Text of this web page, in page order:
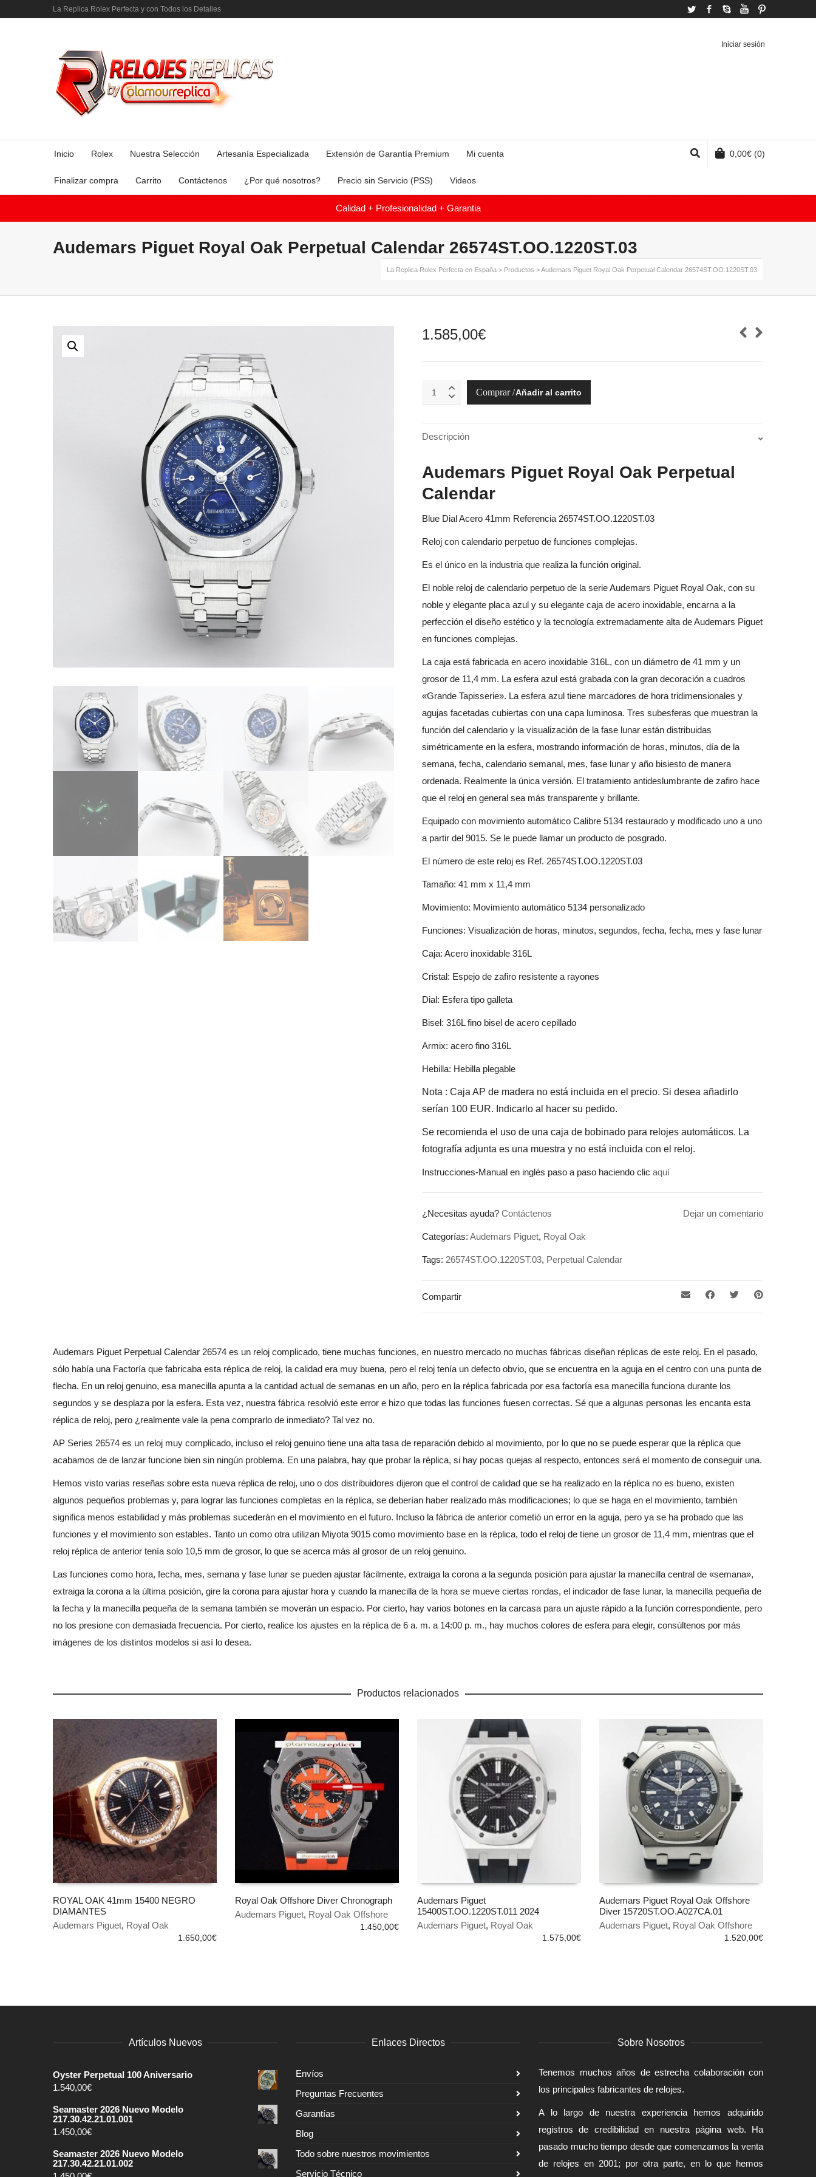
La Replica Rolex Perfecta y con Todos los Detalles Twitter Facebook
Skype YouTube
Iniciar sesión
Inicio Rolex Nuestra Selección Artesanía Especializada Extensión de Garantía Premium Mi cuenta
Finalizar compra Carrito Contáctenos ¿Por qué nosotros? Precio sin Servicio (PSS) Videos
0,00€ (0)
Calidad + Profesionalidad + Garantia
Audemars Piguet Royal Oak Perpetual Calendar 26574ST.OO.1220ST.03
La Replica Rolex Perfecta en España > Productos >Audemars Piguet Royal Oak Perpetual Calendar 26574ST.OO.1220ST.03
1.585,00€
Audemars
Piguet
Oak
Perpetual
quantity
Añadir al carrito
Descripción
Audemars Piguet Royal Oak Perpetual
Calendar
Blue Dial Acero 41mm Referencia 26574ST.OO.1220ST.03
Reloj con calendario perpetuo de funciones complejas.
Es el único en la industria que realiza la función original.
El noble reloj de calendario perpetuo de la serie Audemars Piguet Royal Oak, con su
noble y elegante placa azul y su elegante caja de acero inoxidable, encarna a la
perfección el diseño estético y la tecnología extremadamente alta de Audemars Piguet
en funciones complejas.
La caja está fabricada en acero inoxidable 316L, con un diámetro de 41 mm y un
grosor de 11,4 mm. La esfera azul está grabada con la gran decoración a cuadros
«Grande Tapisserie». La esfera azul tiene marcadores de hora tridimensionales y
agujas facetadas cubiertas con una capa luminosa. Tres subesferas que muestran la
función del calendario y la visualización de la fase lunar están distribuidas
simétricamente en la esfera, mostrando información de horas, minutos, día de la
semana, fecha, calendario semanal, mes, fase lunar y año bisiesto de manera
ordenada. Realmente la única versión. El tratamiento antideslumbrante de zafiro hace
que el reloj en general sea más transparente y brillante.
Equipado con movimiento automático Calibre 5134 restaurado y modificado uno a uno
a partir del 9015. Se le puede llamar un producto de posgrado.
El número de este reloj es Ref. 26574ST.OO.1220ST.03
Tamaño: 41 mm x 11,4 mm
Movimiento: Movimiento automático 5134 personalizado
Funciones: Visualización de horas, minutos, segundos, fecha, fecha, mes y fase lunar
Caja: Acero inoxidable 316L
Cristal: Espejo de zafiro resistente a rayones
Dial: Esfera tipo galleta
Bisel: 316L fino bisel de acero cepillado
Armix: acero fino 316L
Hebilla: Hebilla plegable
Nota : Caja AP de madera no está incluida en el precio. Si desea añadirlo
serían 100 EUR. Indicarlo al hacer su pedido.
Se recomienda el uso de una caja de bobinado para relojes automáticos. La
fotografía adjunta es una muestra y no está incluida con el reloj.
Instrucciones-Manual en inglés paso a paso haciendo clicaquí
¿Necesitas ayuda?Contáctenos Dejar un comentario
Categorías:Audemars Piguet, Royal Oak
Tags: 26574ST.OO.1220ST.03, Perpetual Calendar
Compartir
Audemars Piguet Perpetual Calendar 26574 es un reloj complicado, tiene muchas funciones, en nuestro mercado no muchas fábricas diseñan réplicas de este reloj. En el pasado,
sólo había una Factoría que fabricaba esta réplica de reloj, la calidad era muy buena, pero el reloj tenía un defecto obvio, que se encuentra en la aguja en el centro con una punta de
flecha. En un reloj genuino, esa manecilla apunta a la cantidad actual de semanas en un año, pero en la réplica fabricada por esa factoría esa manecilla funciona durante los
segundos y se desplaza por la esfera. Esta vez, nuestra fábrica resolvió este error e hizo que todas las funciones fuesen correctas. Sé que a algunas personas les encanta esta
réplica de reloj, pero ¿realmente vale la pena comprarlo de inmediato? Tal vez no.
AP Series 26574 es un reloj muy complicado, incluso el reloj genuino tiene una alta tasa de reparación debido al movimiento, por lo que no se puede esperar que la réplica que
acabamos de de lanzar funcione bien sin ningún problema. En una palabra, hay que probar la réplica, si hay pocas quejas al respecto, entonces será el momento de conseguir una.
Hemos visto varias reseñas sobre esta nueva réplica de reloj, uno o dos distribuidores dijeron que el control de calidad que se ha realizado en la réplica no es bueno, existen
algunos pequeños problemas y, para lograr las funciones completas en la réplica, se deberían haber realizado más modificaciones; lo que se haga en el movimiento, también
significa menos estabilidad y más problemas sucederán en el movimiento en el futuro. Incluso la fábrica de anterior cometió un error en la aguja, pero ya se ha probado que las
funciones y el movimiento son estables. Tanto un como otra utilizan Miyota 9015 como movimiento base en la réplica, todo el reloj de tiene un grosor de 11,4 mm, mientras que el
reloj réplica de anterior tenía solo 10,5 mm de grosor, lo que se acerca más al grosor de un reloj genuino.
Las funciones como hora, fecha, mes, semana y fase lunar se pueden ajustar fácilmente, extraiga la corona a la segunda posición para ajustar la manecilla central de «semana»,
extraiga la corona a la última posición, gire la corona para ajustar hora y cuando la manecilla de la hora se mueve ciertas rondas, el indicador de fase lunar, la manecilla pequeña de
la fecha y la manecilla pequeña de la semana también se moverán un espacio. Por cierto, hay varios botones en la carcasa para un ajuste rápido a la función correspondiente, pero
no los presione con demasiada frecuencia. Por cierto, realice los ajustes en la réplica de 6 a. m. a 14:00 p. m., hay muchos colores de esfera para elegir, consúltenos por más
imágenes de los distintos modelos si así lo desea.
Productos relacionados
AÑADIR AL CARRITO
ROYAL OAK 41mm 15400 NEGRO
DIAMANTES
Audemars Piguet, Royal Oak
1.650,00€
AÑADIR AL CARRITO
Royal Oak Offshore Diver Chronograph
Audemars Piguet, Royal Oak Offshore
1.450,00€
AÑADIR AL CARRITO
Audemars Piguet
15400ST.OO.1220ST.011 2024
Audemars Piguet, Royal Oak
1.575,00€
AÑADIR AL CARRITO
Audemars Piguet Royal Oak Offshore
Diver 15720ST.OO.A027CA.01
Audemars Piguet, Royal Oak Offshore
1.520,00€
Artículos Nuevos
Oyster Perpetual 100 Aniversario
1.540,00€
Seamaster 2026 Nuevo Modelo
217.30.42.21.01.001
1.450,00€
Seamaster 2026 Nuevo Modelo
217.30.42.21.01.002
Enlaces Directos
Envíos
Preguntas Frecuentes
Garantías
Blog
Todo sobre nuestros movimientos
Servicio Técnico
Sobre Nosotros
Tenemos muchos años de estrecha colaboración con
los principales fabricantes de relojes.
A lo largo de nuestra experiencia hemos adquirido
registros de credibilidad en nuestra página web. Ha
pasado mucho tiempo desde que comenzamos la venta
de relojes en 2001; por otra parte, en lo que hemos